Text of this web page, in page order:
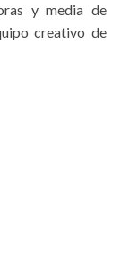
y media de
creativo de